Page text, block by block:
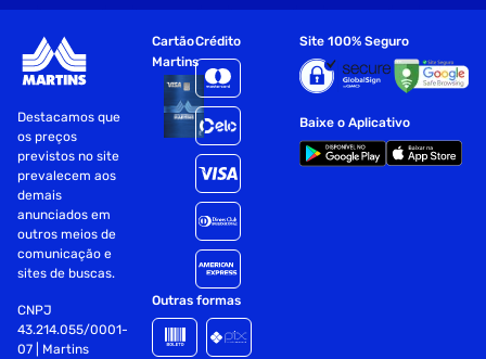
Destacamos que
os preços
previstos no site
prevalecem aos
demais
anunciados em
outros meios de
comunicação e
sites de buscas.
CNPJ
43.214.055/0001-
07 | Martins
Cartão
Martins
Crédito
Outras formas
Site 100% Seguro
Baixe o Aplicativo